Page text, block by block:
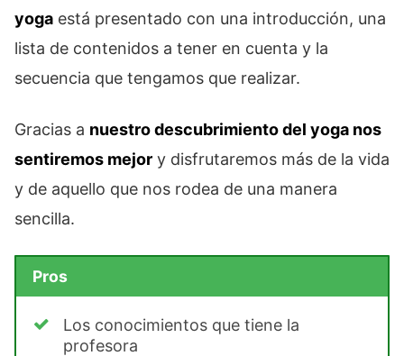
yoga está presentado con una introducción, una
lista de contenidos a tener en cuenta y la
secuencia que tengamos que realizar.
Gracias a nuestro descubrimiento del yoga nos
sentiremos mejor y disfrutaremos más de la vida
y de aquello que nos rodea de una manera
sencilla.
Pros
Los conocimientos que tiene la
profesora